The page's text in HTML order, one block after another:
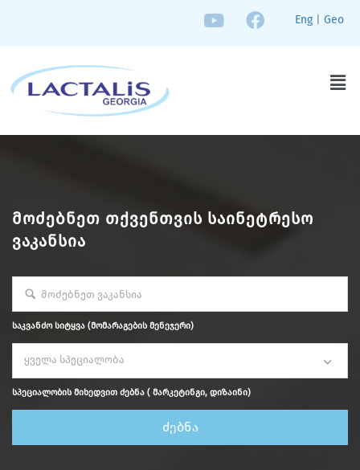
Eng Geo
ᲛᲝᲫᲔᲑᲜᲔᲗ ᲗᲥᲕᲔᲜᲗᲕᲘᲡ ᲡᲐᲘᲜᲔᲢᲠᲔᲡᲝ
ᲕᲐᲙᲐᲜᲡᲘᲐ
საკვანძო სიტყვა (მომარაგების მენეჯერი)
ყველა სპეციალობა
სპეციალობის მიხედვით ძებნა ( მარკეტინგი, დიზაინი)